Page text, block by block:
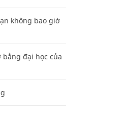
không bao giờ
đại học của